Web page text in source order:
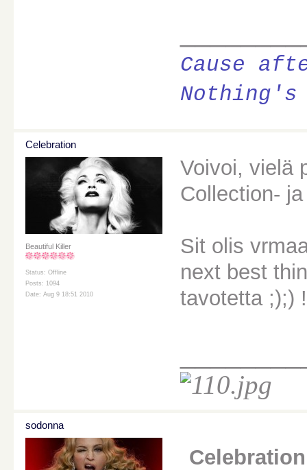
Cause
Celebration
Beautiful Killer
Status: Offline
Posts: 1094
Date: Aug 9 18:51 2010
Voivoi, vielä
Collection-
Sit olis
next best
tavotetta ;);)
sodonna